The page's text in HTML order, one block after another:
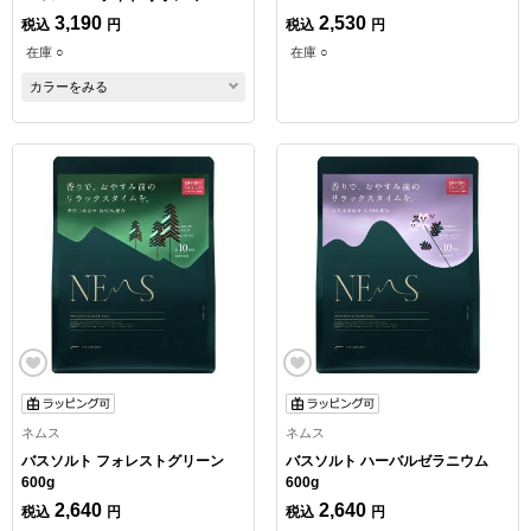
ージュ
税込 3,190 円
在庫 ○
カラーをみる
税込 2,530 円
在庫 ○
ネムス
バスソルト フォレストグリーン
600g
税込 2,640 円
ネムス
バスソルト ハーバルゼラニウム
600g
税込 2,640 円